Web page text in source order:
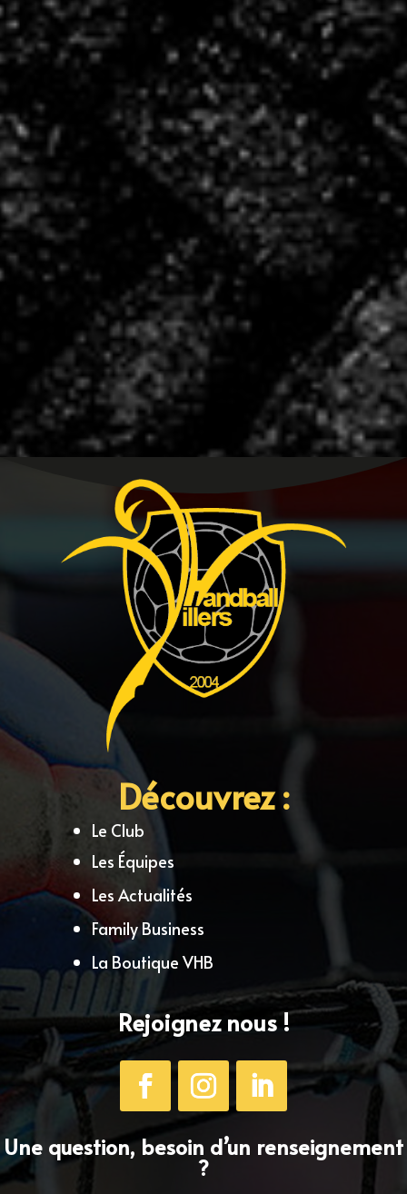
4
salariés
Découvrez :
Le Club
Les Équipes
Les Actualités
Family Business
La Boutique VHB
Rejoignez nous !
Une question, besoin d’un renseignement
?